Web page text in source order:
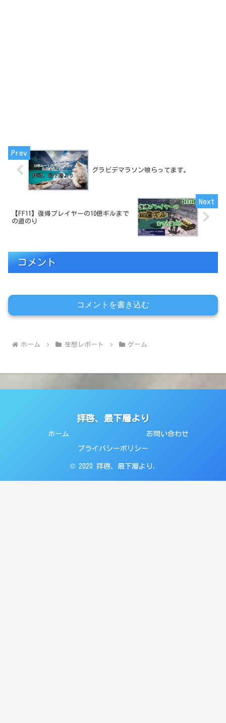
グラビデマラソン喰らってます。
【FF11】復帰プレイヤーの10億ギルまで
の道のり
コメント
コメントを書き込む
ホーム 生態レポート ゲーム
拝啓、最下層より
ホーム お問い合わせ
プライバシーポリシー
© 2020 拝啓、最下層より.